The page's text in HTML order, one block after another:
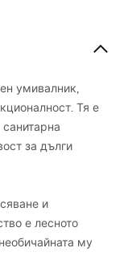
умивалник,
Тя е
за дълги
и
е лесното
му